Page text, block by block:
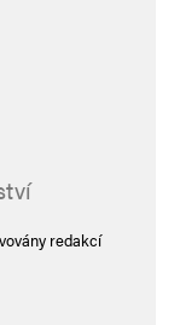
redakcí